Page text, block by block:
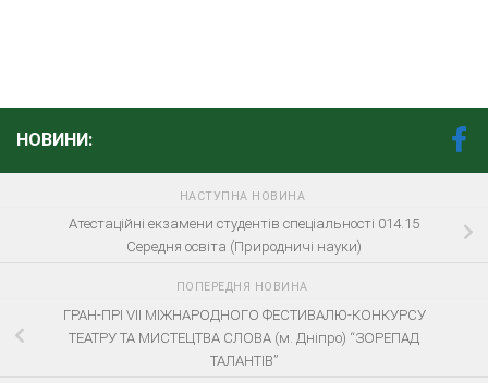
НОВИНИ:
НАСТУПНА НОВИНА
Атестаційні екзамени студентів спеціальності 014.15
Середня освіта (Природничі науки)
ПОПЕРЕДНЯ НОВИНА
ГРАН-ПРІ VII МІЖНАРОДНОГО ФЕСТИВАЛЮ-КОНКУРСУ
ТЕАТРУ ТА МИСТЕЦТВА СЛОВА (м. Дніпро) “ЗОРЕПАД
ТАЛАНТІВ”